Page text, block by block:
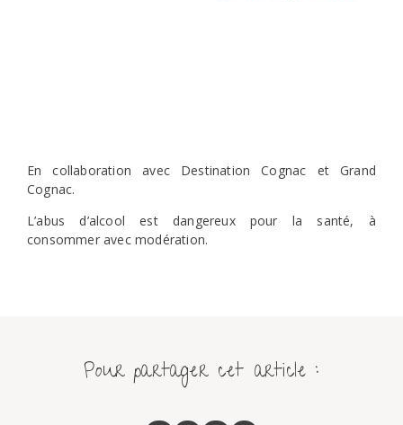
En collaboration avec Destination Cognac et Grand
Cognac.
L’abus d’alcool est dangereux pour la santé, à
consommer avec modération.
Pour partager cet article :